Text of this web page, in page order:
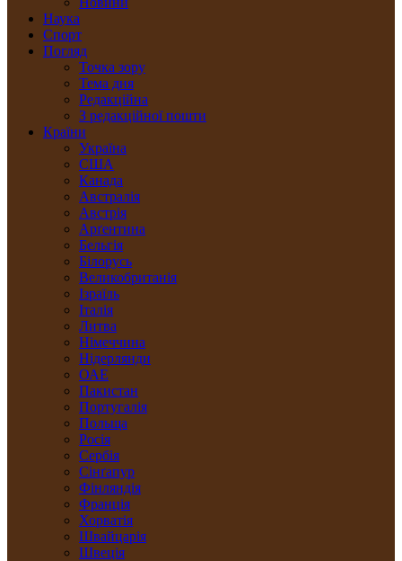
Наука
Спорт
Погляд
Точка зору
Тема дня
Редакційна
З редакційної пошти
Країни
Україна
США
Канада
Австралія
Австрія
Арґентина
Бельгія
Білорусь
Великобританія
Ізраїль
Італія
Литва
Німеччина
Нідерлянди
ОАЕ
Пакистан
Португалія
Польща
Росія
Сербія
Сінґапур
Фінляндія
Франція
Хорватія
Швайцарія
Швеція